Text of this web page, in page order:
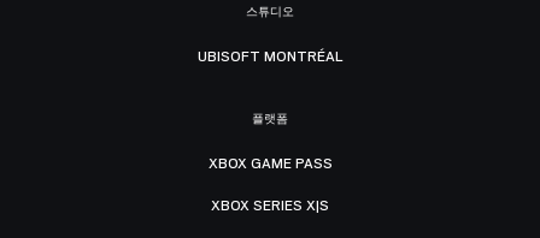
스튜디오
UBISOFT MONTRÉAL
플랫폼
XBOX GAME PASS
XBOX SERIES X|S